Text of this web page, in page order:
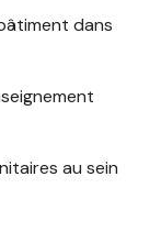
dans
au sein